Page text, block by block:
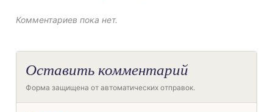
Комментариев пока нет.
Оставить комментарий
Форма защищена от автоматических отправок.